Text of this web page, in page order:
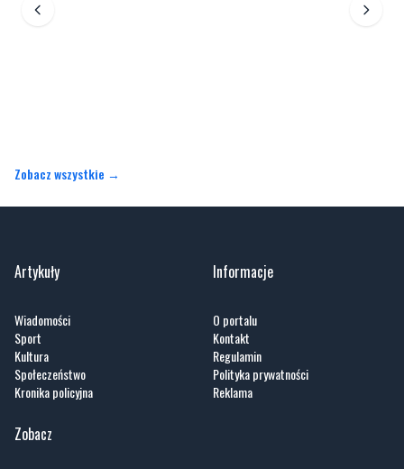
Zobacz wszystkie →
Artykuły
Wiadomości
Sport
Kultura
Społeczeństwo
Kronika policyjna
Informacje
O portalu
Kontakt
Regulamin
Polityka prywatności
Reklama
Zobacz